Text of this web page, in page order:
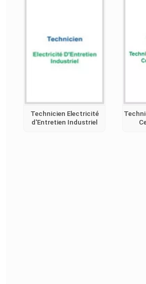
Technicien Electricité
d'Entretien Industriel